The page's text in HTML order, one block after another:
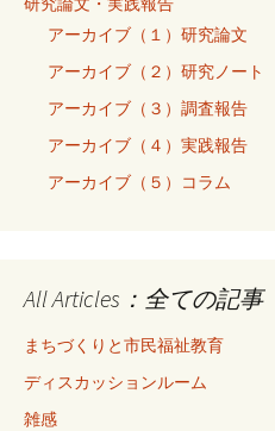
アーカイブ（１）研究論文
アーカイブ（２）研究ノート
アーカイブ（３）調査報告
アーカイブ（４）実践報告
アーカイブ（５）コラム
All Articles：全ての記
まちづくりと市民福祉教育
ディスカッションルーム
雑感